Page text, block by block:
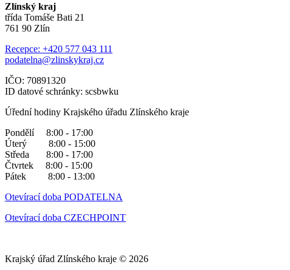
Zlínský kraj
třída Tomáše Bati 21
761 90 Zlín
Recepce: +420 577 043 111
podatelna@zlinskykraj.cz
IČO: 70891320
ID datové schránky: scsbwku
Úřední hodiny Krajského úřadu Zlínského kraje
Pondělí 8:00 - 17:00
Úterý 8:00 - 15:00
Středa 8:00 - 17:00
Čtvrtek 8:00 - 15:00
Pátek 8:00 - 13:00
Otevírací doba PODATELNA
Otevírací doba CZECHPOINT
Krajský úřad Zlínského kraje © 2026